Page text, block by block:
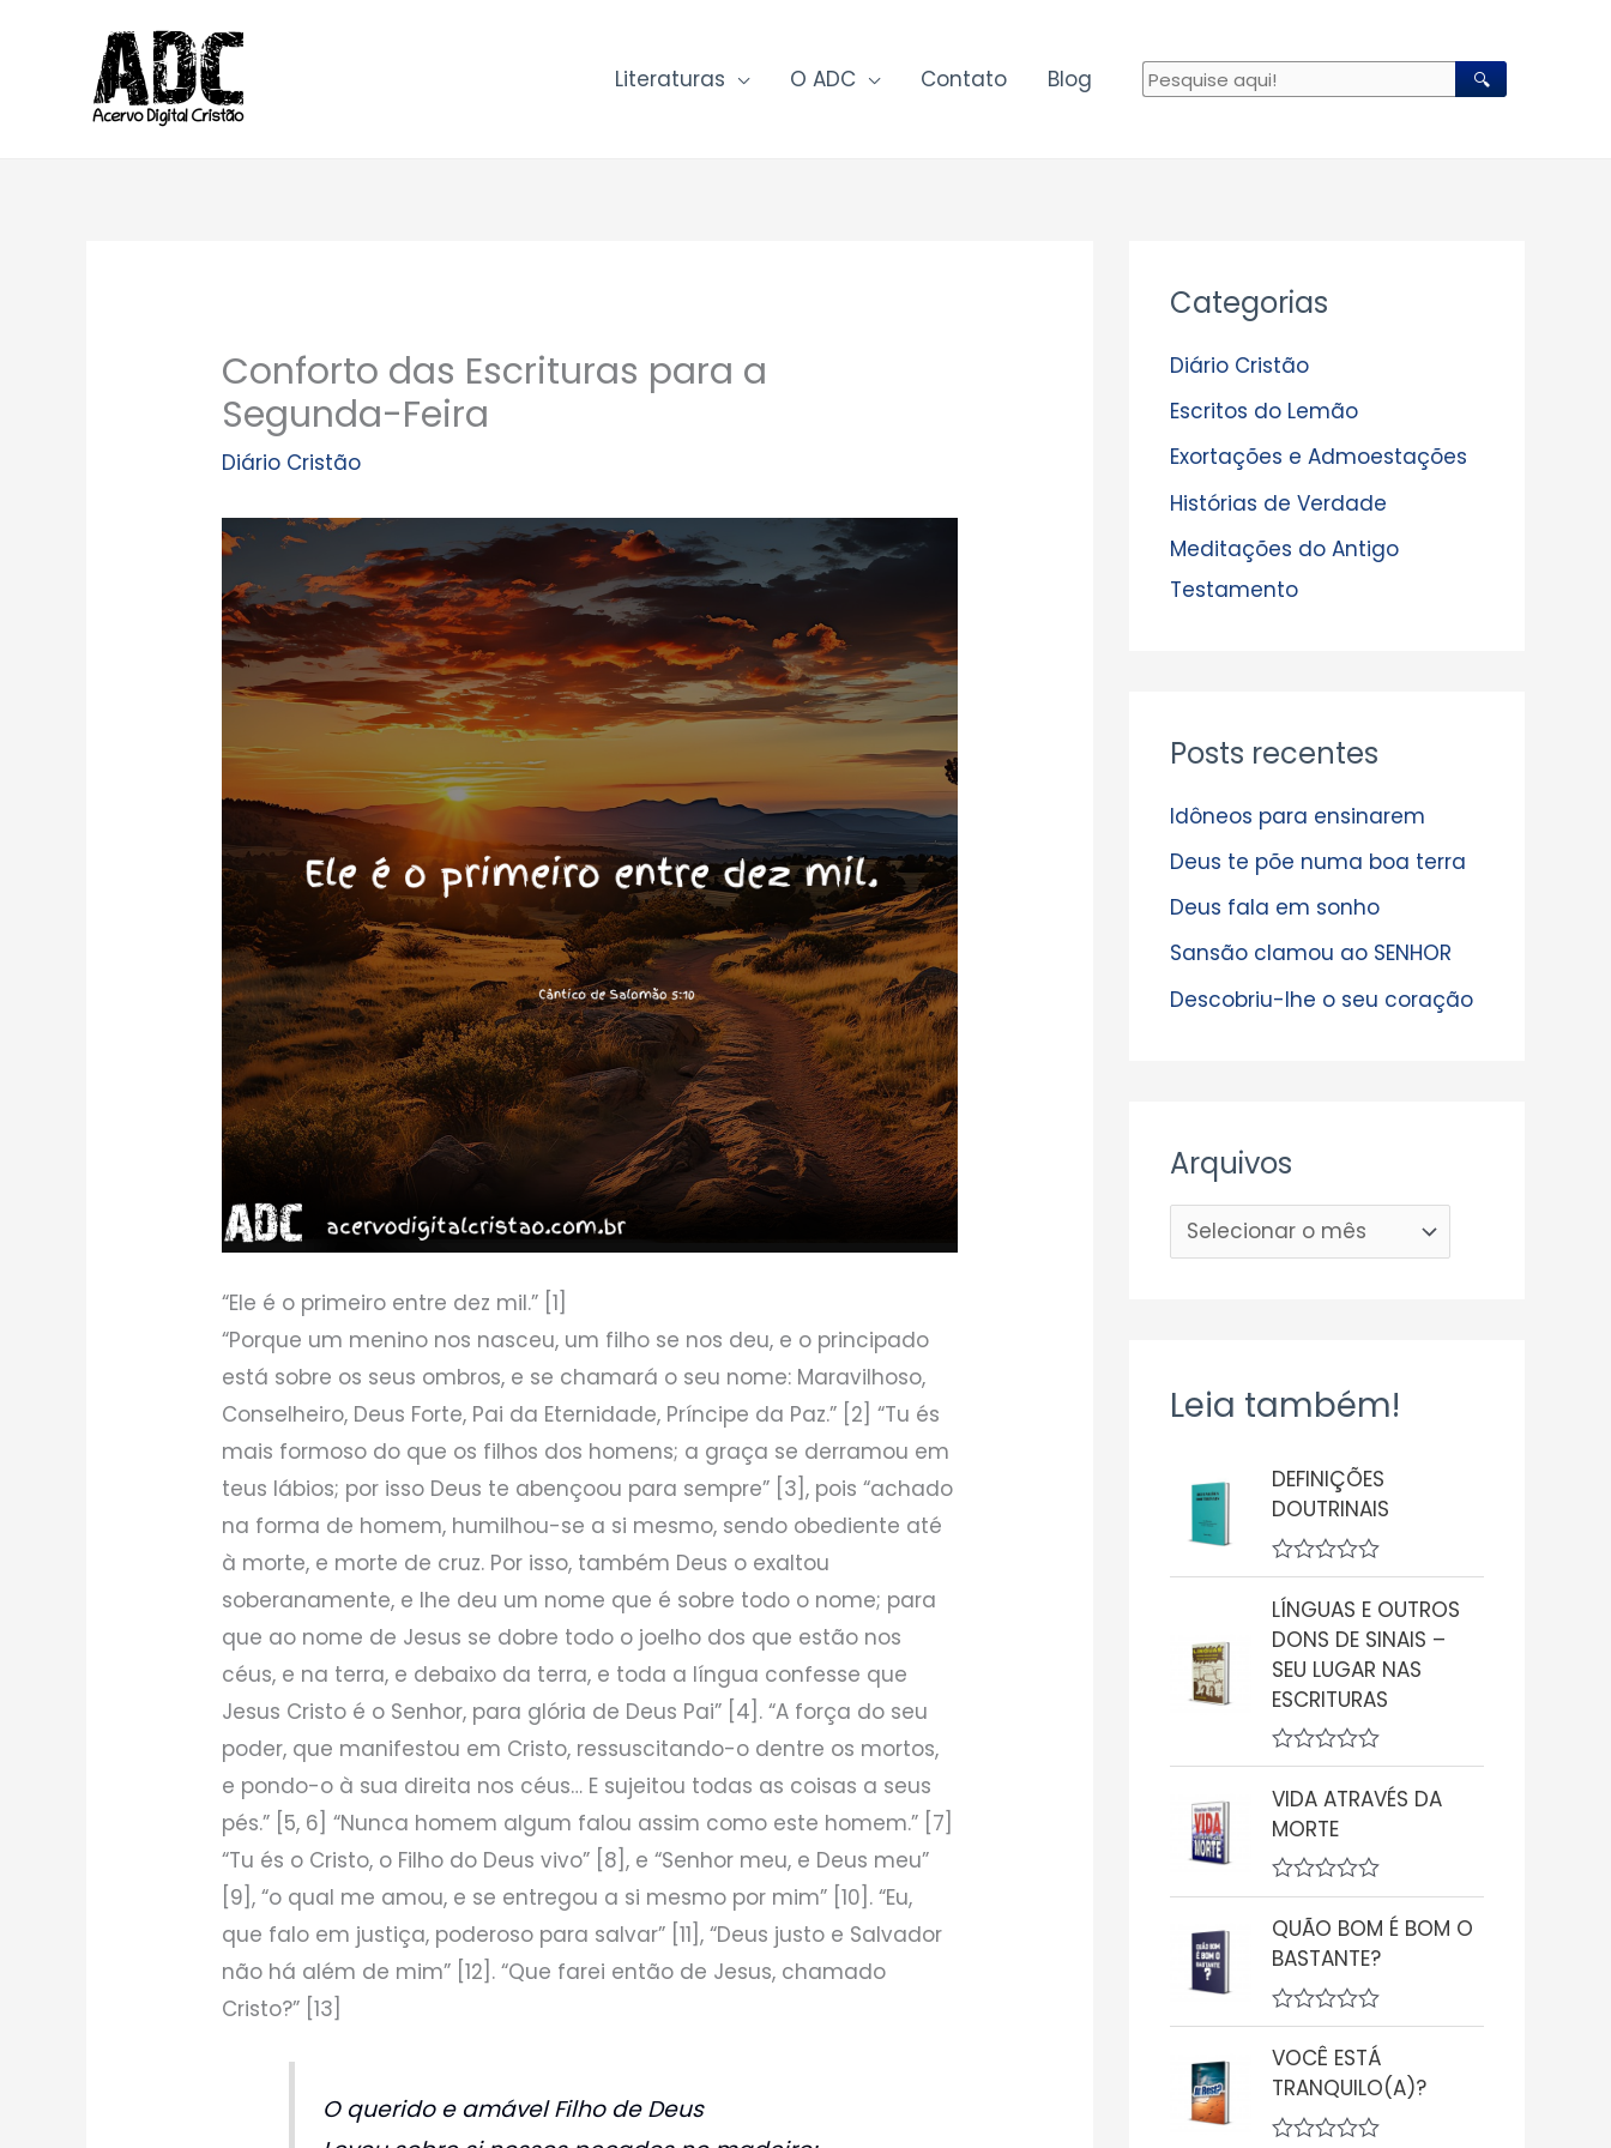
conteúdo
Literaturas O ADC Contato Blog 🔍
Conforto das Escrituras para a
Segunda-Feira
Diário Cristão
“Ele é o primeiro entre dez mil.” [1]
“Porque um menino nos nasceu, um filho se nos deu, e o principado
está sobre os seus ombros, e se chamará o seu nome: Maravilhoso,
Conselheiro, Deus Forte, Pai da Eternidade, Príncipe da Paz.” [2] “Tu és
mais formoso do que os filhos dos homens; a graça se derramou em
teus lábios; por isso Deus te abençoou para sempre” [3], pois “achado
na forma de homem, humilhou-se a si mesmo, sendo obediente até
à morte, e morte de cruz. Por isso, também Deus o exaltou
soberanamente, e lhe deu um nome que é sobre todo o nome; para
que ao nome de Jesus se dobre todo o joelho dos que estão nos
céus, e na terra, e debaixo da terra, e toda a língua confesse que
Jesus Cristo é o Senhor, para glória de Deus Pai” [4]. “A força do seu
poder, que manifestou em Cristo, ressuscitando-o dentre os mortos,
e pondo-o à sua direita nos céus… E sujeitou todas as coisas a seus
pés.” [5, 6] “Nunca homem algum falou assim como este homem.” [7]
“Tu és o Cristo, o Filho do Deus vivo” [8], e “Senhor meu, e Deus meu”
[9], “o qual me amou, e se entregou a si mesmo por mim” [10]. “Eu,
que falo em justiça, poderoso para salvar” [11], “Deus justo e Salvador
não há além de mim” [12]. “Que farei então de Jesus, chamado
Cristo?” [13]
O querido e amável Filho de Deus
Categorias
Diário Cristão
Escritos do Lemão
Exortações e Admoestações
Histórias de Verdade
Meditações do Antigo
Testamento
Posts recentes
Idôneos para ensinarem
Deus te põe numa boa terra
Deus fala em sonho
Sansão clamou ao SENHOR
Descobriu-lhe o seu coração
Arquivos
r
u
i
v
o
s
Leia também!
DEFINIÇÕES
DOUTRINAIS
A
v
a
l
i
a
ç
o
0
e
5
LÍNGUAS E OUTROS
DONS DE SINAIS –
SEU LUGAR NAS
ESCRITURAS
A
v
a
l
a
o
0
d
e
5
VIDA ATRAVÉS DA
MORTE
A
v
a
l
a
o
0
d
e
5
QUÃO BOM É BOM O
BASTANTE?
A
v
a
l
a
VOCÊ ESTÁ
TRANQUILO(A)?